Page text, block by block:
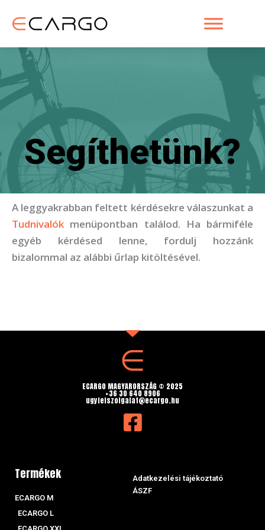
Segíthetünk?
A leggyakrabban feltett kérdésekre válaszunkat a
Tudnivalók menüpontban találod. Ha bármiféle
egyéb kérdésed lenne, fordulj hozzánk
bizalommal az alábbi űrlap kitöltésével.
ECARGO MAGYARORSZÁG © 2025
+36 30 640 8906
ugyfelszolgalat@ecargo.hu
Termékek
ECARGO M
ECARGO L
Adatkezelési tájékoztató
ÁSZF